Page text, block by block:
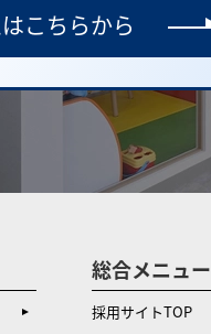
こちらから
総合メニュー
採用サイトTOP